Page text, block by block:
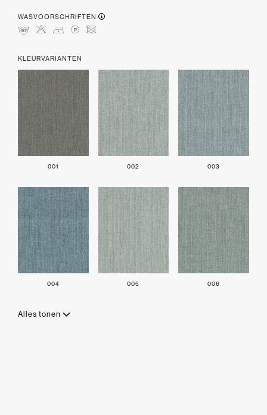
WASVOORSCHRIFTEN
mHDLU
KLEURVARIANTEN
001 002 003
004 005 006
Alles tonen